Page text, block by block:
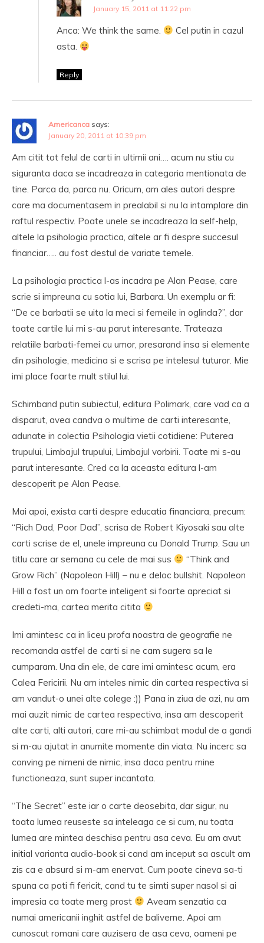
January 15, 2011 at 11:22 pm
Anca: We think the same.
Cel putin in cazul
asta.
Reply
Americanca says:
January 20, 2011 at 10:39 pm
Am citit tot felul de carti in ultimii ani…. acum nu stiu cu
siguranta daca se incadreaza in categoria mentionata de
tine. Parca da, parca nu. Oricum, am ales autori despre
care ma documentasem in prealabil si nu la intamplare din
raftul respectiv. Poate unele se incadreaza la self-help,
altele la psihologia practica, altele ar fi despre succesul
financiar….. au fost destul de variate temele.
La psihologia practica l-as incadra pe Alan Pease, care
scrie si impreuna cu sotia lui, Barbara. Un exemplu ar fi:
“De ce barbatii se uita la meci si femeile in oglinda?”, dar
toate cartile lui mi s-au parut interesante. Trateaza
relatiile barbati-femei cu umor, presarand insa si elemente
din psihologie, medicina si e scrisa pe intelesul tuturor. Mie
imi place foarte mult stilul lui.
Schimband putin subiectul, editura Polimark, care vad ca a
disparut, avea candva o multime de carti interesante,
adunate in colectia Psihologia vietii cotidiene: Puterea
trupului, Limbajul trupului, Limbajul vorbirii. Toate mi s-au
parut interesante. Cred ca la aceasta editura l-am
descoperit pe Alan Pease.
Mai apoi, exista carti despre educatia financiara, precum:
“Rich Dad, Poor Dad”, scrisa de Robert Kiyosaki sau alte
carti scrise de el, unele impreuna cu Donald Trump. Sau un
titlu care ar semana cu cele de mai sus
“Think and
Grow Rich” (Napoleon Hill) – nu e deloc bullshit. Napoleon
Hill a fost un om foarte inteligent si foarte apreciat si
credeti-ma, cartea merita citita
Imi amintesc ca in liceu profa noastra de geografie ne
recomanda astfel de carti si ne cam sugera sa le
cumparam. Una din ele, de care imi amintesc acum, era
Calea Fericirii. Nu am inteles nimic din cartea respectiva si
am vandut-o unei alte colege :)) Pana in ziua de azi, nu am
mai auzit nimic de cartea respectiva, insa am descoperit
alte carti, alti autori, care mi-au schimbat modul de a gandi
si m-au ajutat in anumite momente din viata. Nu incerc sa
conving pe nimeni de nimic, insa daca pentru mine
functioneaza, sunt super incantata.
“The Secret” este iar o carte deosebita, dar sigur, nu
toata lumea reuseste sa inteleaga ce si cum, nu toata
lumea are mintea deschisa pentru asa ceva. Eu am avut
initial varianta audio-book si cand am inceput sa ascult am
zis ca e absurd si m-am enervat. Cum poate cineva sa-ti
spuna ca poti fi fericit, cand tu te simti super nasol si ai
impresia ca toate merg prost
Aveam senzatia ca
numai americanii inghit astfel de baliverne. Apoi am
cunoscut romani care auzisera de asa ceva, oameni pe